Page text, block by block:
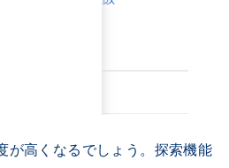
が高くなるでしょう。探索機能